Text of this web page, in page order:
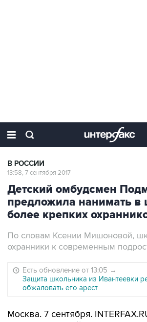
В РОССИИ
13:58, 7 сентября 2017
Детский омбудсмен
предложила нанимать
более крепких
По словам Ксении Мишоновой,
охранники к современным
Есть обновление от 13:05 →
Защита школьника из Ивантеевки
обжаловать его арест
Москва. 7 сентября.